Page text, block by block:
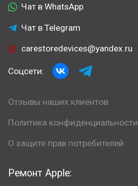
Ремонт Apple:
Чат в WhatsApp
Чат в Telegram
carestoredevices@yandex.ru
Соцсети:
Отзывы наших клиентов
Политика конфиденциальности
О защите прав потребителей